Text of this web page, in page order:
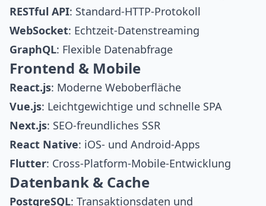
RESTful API: Standard-HTTP-Protokoll
WebSocket: Echtzeit-Datenstreaming
GraphQL: Flexible Datenabfrage
Frontend & Mobile
React.js: Moderne Weboberfläche
Vue.js: Leichtgewichtige und schnelle SPA
Next.js: SEO-freundliches SSR
React Native: iOS- und Android-Apps
Flutter: Cross-Platform-Mobile-Entwicklung
Datenbank & Cache
PostgreSQL: Transaktionsdaten und